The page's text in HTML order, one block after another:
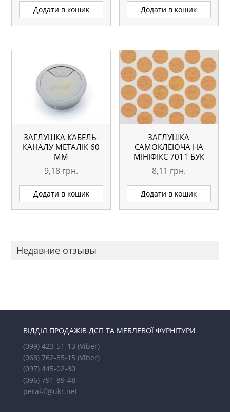
Додати в кошик Додати в кошик
ЗАГЛУШКА КАБЕЛЬ-
КАНАЛУ МЕТАЛІК 60
ММ
9,18 грн.
Додати в кошик
ЗАГЛУШКА
САМОКЛЕЮЧА НА
МІНІФІКС 7011 БУК
8,11 грн.
Додати в кошик
Недавние отзывы
ВІДДІЛ ПРОДАЖІВ ДСП ТА МЕБЛЕВОЇ ФУРНІТУРИ
(099) 423-51-13 (Viber)
(068) 762-85-15 (Viber)
(097) 445-02-80
(096) 791-89-48
peral-f@ukr.net